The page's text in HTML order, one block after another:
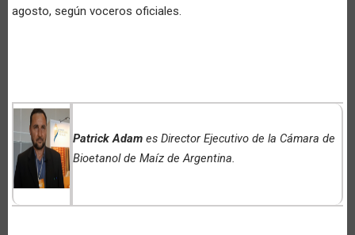
agosto, según voceros oficiales.
Patrick Adam es Director Ejecutivo de la Cámara de
Bioetanol de Maíz de Argentina.